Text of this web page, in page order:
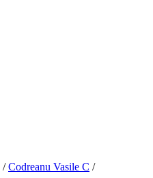
/Codreanu Vasile C /